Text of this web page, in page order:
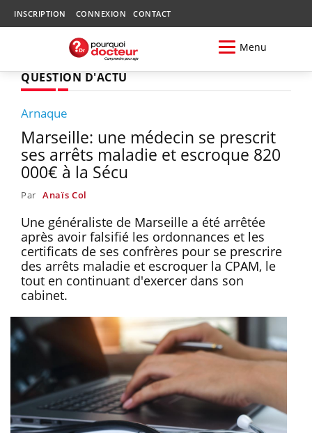
INSCRIPTION CONNEXION CONTACT
Menu
QUESTION D'ACTU
Arnaque
Marseille: une médecin se prescrit
ses arrêts maladie et escroque 820
000€ à la Sécu
Par Anaïs Col
Une généraliste de Marseille a été arrêtée
après avoir falsifié les ordonnances et les
certificats de ses confrères pour se prescrire
des arrêts maladie et escroquer la CPAM, le
tout en continuant d'exercer dans son
cabinet.